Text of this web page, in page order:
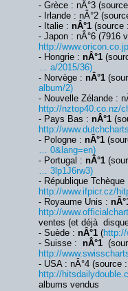
- Grèce : nÂ°3
- Irlande : nÂ°2
- Italie : nÂ°1 (source :
- Japon : nÂ°6 (7916
http://
- Hongrie : nÂ°1
… a/2015/36)
- Norvège : nÂ°1
album/2)
- Nouvelle Zélande :
http://nztop40.co.nz/
- Pays Bas : nÂ°1
http://
- Pologne : nÂ°1
… 0&lang=en)
- Portugal : nÂ°1
… 3lp1J6rw3)
- République Tchèque
http://www.ifpicr.cz/
- Royaume Unis :
http://
ventes (et déjà
- Suède : nÂ°1 (
- Suisse : nÂ°1
http://
- USA : nÂ°4 (source :
http://
albums vendus